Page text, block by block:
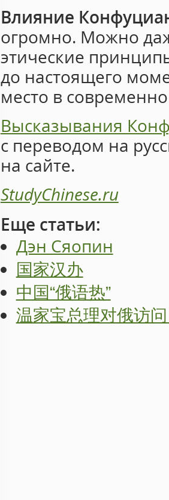
Влияние
огромно. Можно
этические
до настоящего
место в
Высказывания
с переводом на
на сайте.
StudyChinese.ru
Еще статьи:
Дэн Сяопин
国家汉办
中国“俄语热”
温家宝总理对俄访